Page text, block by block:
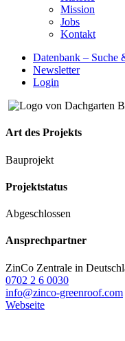
Mission
Jobs
Kontakt
Datenbank – Suche
Newsletter
Login
Art des Projekts
Bauprojekt
Projektstatus
Abgeschlossen
Ansprechpartner
ZinCo Zentrale in
0702 2 6 0030
info@zinco-greenroof.com
Webseite